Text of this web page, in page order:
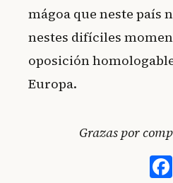
mágoa que neste país
nestes difíciles
oposición
Europa.
Grazas por